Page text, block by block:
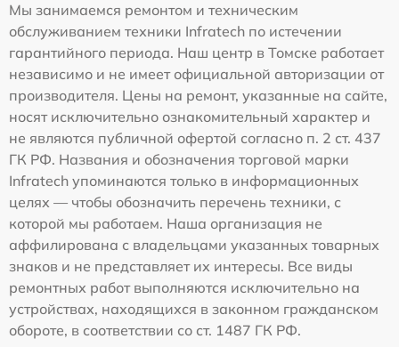
Мы занимаемся ремонтом и техническим
обслуживанием техники Infratech по истечении
гарантийного периода. Наш центр в Томске работает
независимо и не имеет официальной авторизации от
производителя. Цены на ремонт, указанные на сайте,
носят исключительно ознакомительный характер и
не являются публичной офертой согласно п. 2 ст. 437
ГК РФ. Названия и обозначения торговой марки
Infratech упоминаются только в информационных
целях — чтобы обозначить перечень техники, с
которой мы работаем. Наша организация не
аффилирована с владельцами указанных товарных
знаков и не представляет их интересы. Все виды
ремонтных работ выполняются исключительно на
устройствах, находящихся в законном гражданском
обороте, в соответствии со ст. 1487 ГК РФ.